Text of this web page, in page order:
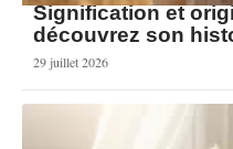
Signification et
découvrez son
29 juillet 2026